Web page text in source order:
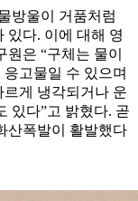
방울이 거품처럼
있다. 이에 대해 영
은 “구체는 물이
고물일 수 있으며
게 냉각되거나 운
있다”고 밝혔다. 곧
산폭발이 활발했다